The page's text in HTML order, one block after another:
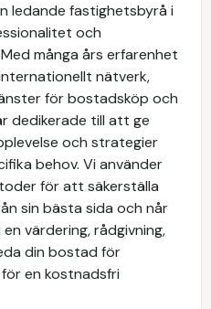
ledande fastighetsbyrå i
och
många års erfarenhet
nätverk,
för bostadsköp och
dedikerade till att ge
och strategier
behov. Vi använder
för att säkerställa
sin bästa sida och når
värdering, rådgivning,
din bostad för
en kostnadsfri